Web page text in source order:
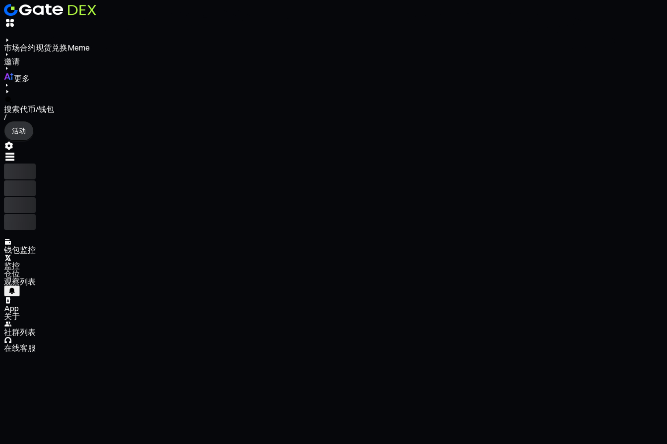
市场合约现货兑换Meme
邀请
更多
搜索代币/钱包
/
活动
钱包监控
监控
仓位
观察列表
App
关于
社群列表
在线客服